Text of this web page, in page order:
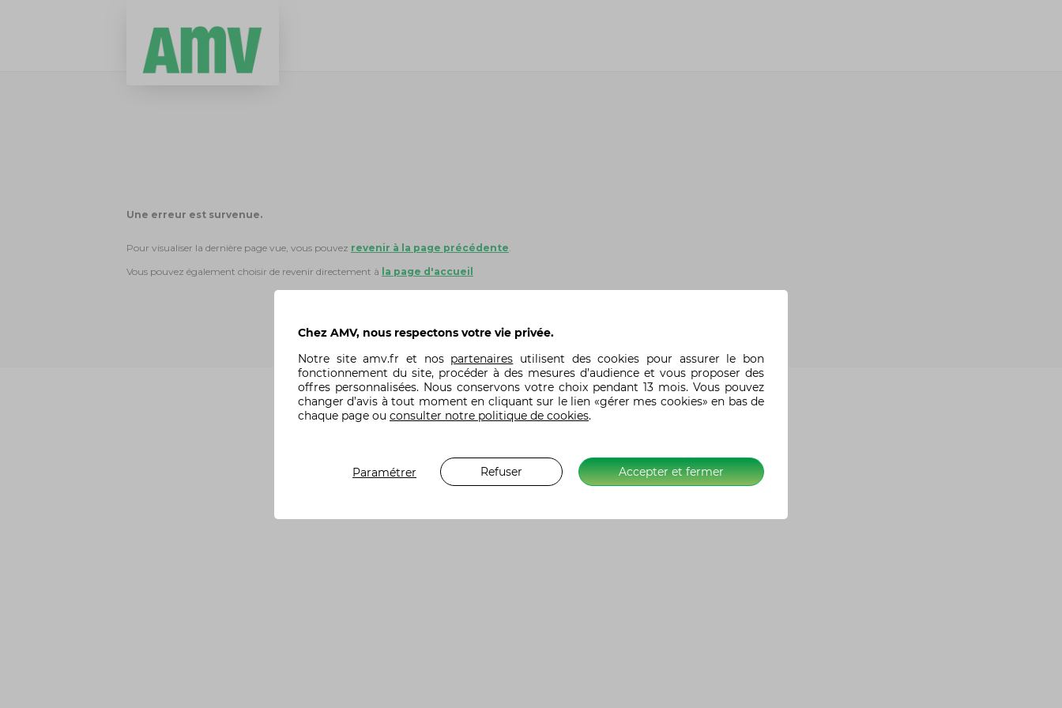
Une erreur est survenue.
Pour visualiser la dernière page vue, vous pouvez revenir à la page précédente.
Vous pouvez également choisir de revenir directement à la page d'accueil
Chez AMV, nous respectons votre vie privée.
Notre siteamv.fr et nos partenaires utilisent des cookies pour assurer le bon
fonctionnement du site, procéder à des mesures d’audience et vous proposer des
offres personnalisées. Nous conservons votre choix pendant 13 mois. Vous pouvez
changer d’avis à tout moment en cliquant sur le lien «gérer mes cookies» en bas de
chaque page ou consulter notre politique de cookies.
Accepter et fermer
Refuser
Paramétrer